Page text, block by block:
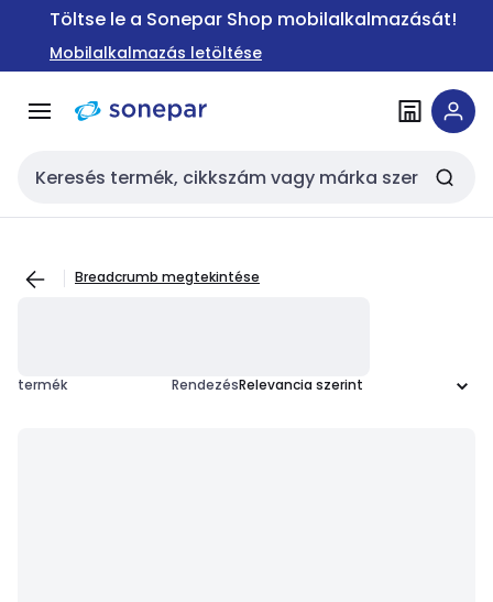
Ugrás a
Ugrás a
tartalomra
Töltse le a Sonepar Shop mobilalkalmazását!
Mobilalkalmazás letöltése
Keresési bemenet
Breadcrumb megtekintése
termék Rendezés